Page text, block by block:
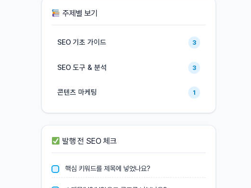
주제별 보기
SEO 기초 가이드 3
SEO 도구 & 분석 3
콘텐츠 마케팅 1
발행 전 SEO 체크
핵심 키워드를 제목에 넣었나요?